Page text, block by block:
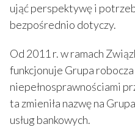
ująć perspektywę i
bezpośrednio dotyczy.
Od 2011 r. w ramach
funkcjonuje Grupa robocza
niepełnosprawnościami
ta zmieniła nazwę na
usług bankowych.